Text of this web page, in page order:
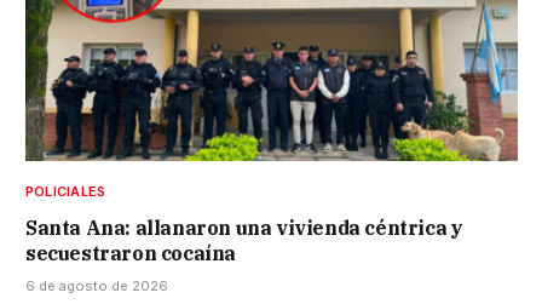
POLICIALES
Santa Ana: allanaron una vivienda céntrica y
secuestraron cocaína
6 de agosto de 2026